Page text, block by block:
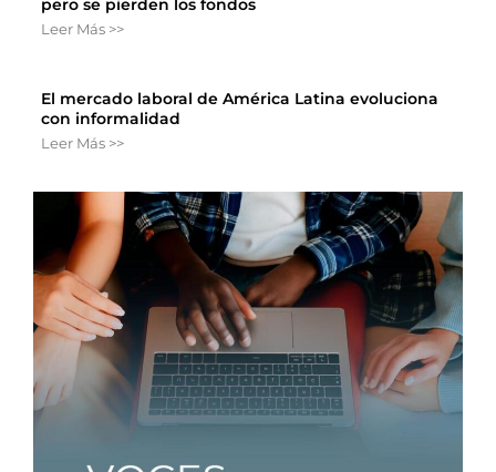
pero se pierden los fondos
Leer Más >>
El mercado laboral de América Latina evoluciona
con informalidad
Leer Más >>